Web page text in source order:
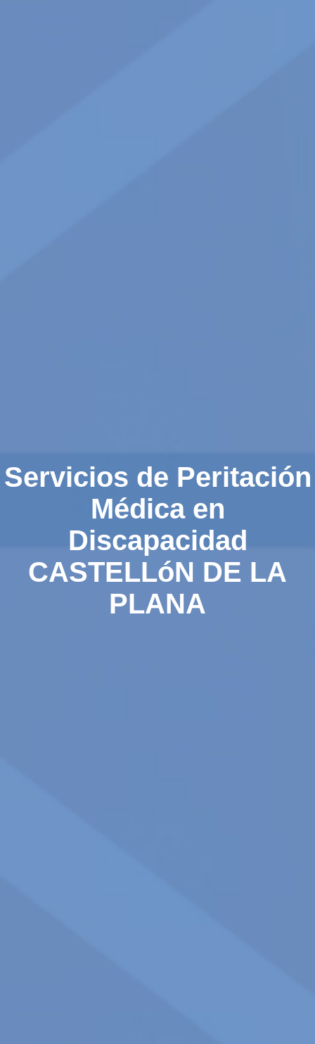
Servicios de Peritación
Médica en
Discapacidad
CASTELLóN DE LA
PLANA